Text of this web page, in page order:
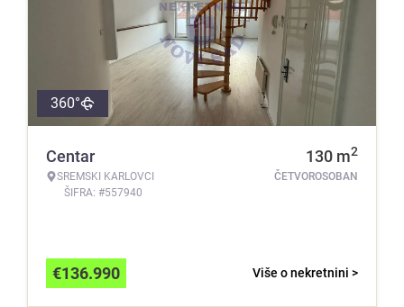
360°
Centar
SREMSKI KARLOVCI
ŠIFRA: #557940
130 m2
ČETVOROSOBAN
Više o nekretnini >
€136.990